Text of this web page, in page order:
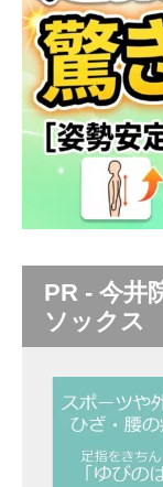
PR - 今井
ソックス